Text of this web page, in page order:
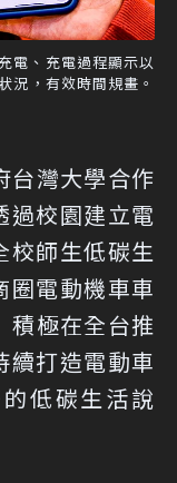
電、充電過程顯示以
況，有效時間規畫。
台灣大學合作
過校園建立電
校師生低碳生
圈電動機車車
積極在全台推
續打造電動車
低碳生活說